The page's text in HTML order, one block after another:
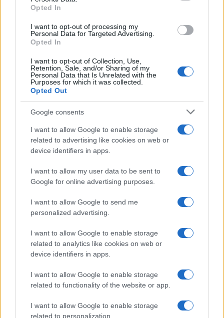
Opted In
I want to opt-out of processing my
Personal Data for Targeted Advertising.
Opted In
I want to opt-out of Collection, Use,
Retention, Sale, and/or Sharing of my
Personal Data that Is Unrelated with the
Purposes for which it was collected.
Opted Out
Google consents
I want to allow Google to enable storage
related to advertising like cookies on web or
device identifiers in apps.
I want to allow my user data to be sent to
Google for online advertising purposes.
I want to allow Google to send me
personalized advertising.
I want to allow Google to enable storage
related to analytics like cookies on web or
device identifiers in apps.
I want to allow Google to enable storage
related to functionality of the website or app.
I want to allow Google to enable storage
related to personalization.
decreto legge anti-Covid
5 anni fa
controlli movida polizia ultime-notizie
ARTICOLI CORRELATI
terrore sul lungomare romano
UFFICIALE: il Lazio torna in zona rossa. Approvato il
nuovo decreto legge anti-Covid